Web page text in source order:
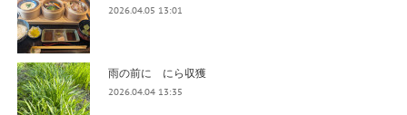
2026.04.05 13:01
雨の前に にら収獲
2026.04.04 13:35